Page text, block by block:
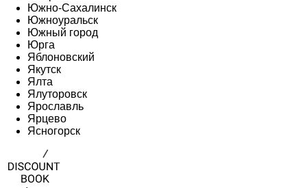
Южно-Сахалинск
Южноуральск
Южный город
Юрга
Яблоновский
Якутск
Ялта
Ялуторовск
Ярославль
Ярцево
Ясногорск